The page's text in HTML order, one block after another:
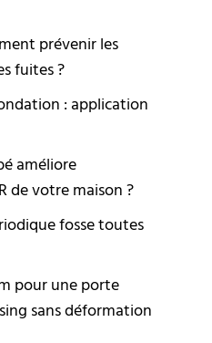
prévenir les
fuites ?
: application
améliore
de votre maison ?
fosse toutes
pour une porte
sans déformation